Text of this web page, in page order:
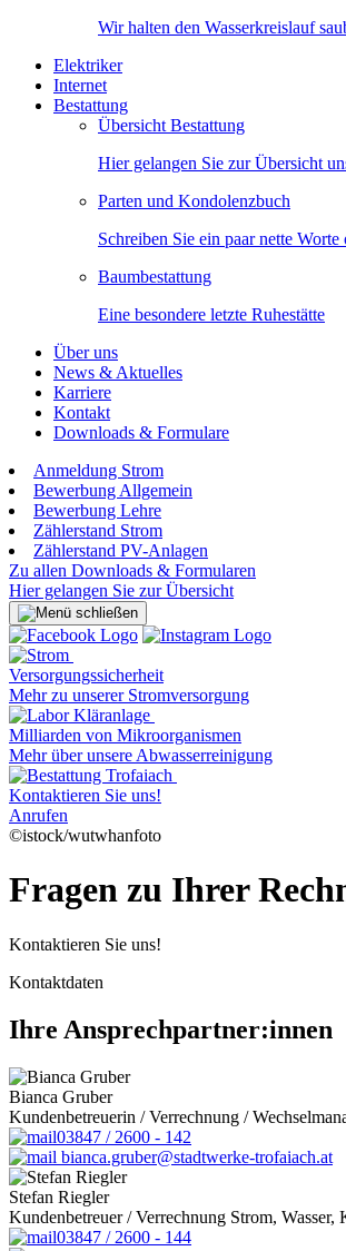
Wir halten den Wasserkreislauf
Elektriker
Internet
Bestattung
Übersicht Bestattung
Hier gelangen Sie zur Übersicht
Parten und Kondolenzbuch
Schreiben Sie ein paar nette
Baumbestattung
Eine besondere letzte Ruhestätte
Über uns
News & Aktuelles
Karriere
Kontakt
Downloads & Formulare
Anmeldung Strom
Bewerbung Allgemein
Bewerbung Lehre
Zählerstand Strom
Zählerstand PV-Anlagen
Zu allen Downloads & Formularen
Hier gelangen Sie zur Übersicht
Versorgungssicherheit
Mehr zu unserer Stromversorgung
Milliarden von Mikroorganismen
Mehr über unsere Abwasserreinigung
Kontaktieren Sie uns!
Anrufen
©istock/wutwhanfoto
Fragen zu Ihrer
Kontaktieren Sie uns!
Kontaktdaten
Ihre Ansprechpartner:innen
Bianca Gruber
Kundenbetreuerin / Verrechnung /
03847 / 2600 - 142
bianca.gruber@stadtwerke-trofaiach.at
Stefan Riegler
Kundenbetreuer / Verrechnung Strom, Wasser,
03847 / 2600 - 144